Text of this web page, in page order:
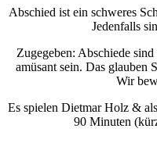
Abschied ist ein schweres
Jedenfalls
Zugegeben: Abschiede
amüsant sein. Das glauben
Wir
Es spielen Dietmar Holz &
90 Minuten